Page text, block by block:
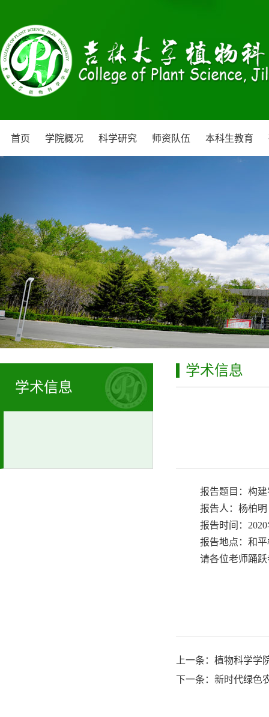
首页 学院概况 科学研究 师资队伍 本科生教育
学术信息
学术信息
报告题目：构
报告人：杨柏明
报告时间：
报告地点：和
请各位老师踊
上一条： 植物科学学
下一条： 新时代绿色